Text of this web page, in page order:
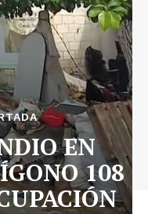
EN
108